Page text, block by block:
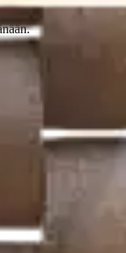
Paketissa tulee